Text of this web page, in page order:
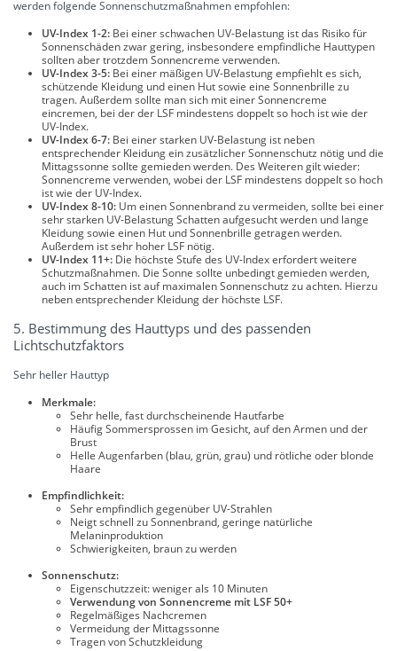
werden folgende Sonnenschutzmaßnahmen empfohlen:
UV-Index 1-2: Bei einer schwachen UV-Belastung ist das Risiko für
Sonnenschäden zwar gering, insbesondere empfindliche Hauttypen
sollten aber trotzdem Sonnencreme verwenden.
UV-Index 3-5: Bei einer mäßigen UV-Belastung empfiehlt es sich,
schützende Kleidung und einen Hut sowie eine Sonnenbrille zu
tragen. Außerdem sollte man sich mit einer Sonnencreme
eincremen, bei der der LSF mindestens doppelt so hoch ist wie der
UV-Index.
UV-Index 6-7: Bei einer starken UV-Belastung ist neben
entsprechender Kleidung ein zusätzlicher Sonnenschutz nötig und die
Mittagssonne sollte gemieden werden. Des Weiteren gilt wieder:
Sonnencreme verwenden, wobei der LSF mindestens doppelt so hoch
ist wie der UV-Index.
UV-Index 8-10: Um einen Sonnenbrand zu vermeiden, sollte bei einer
sehr starken UV-Belastung Schatten aufgesucht werden und lange
Kleidung sowie einen Hut und Sonnenbrille getragen werden.
Außerdem ist sehr hoher LSF nötig.
UV-Index 11+: Die höchste Stufe des UV-Index erfordert weitere
Schutzmaßnahmen. Die Sonne sollte unbedingt gemieden werden,
auch im Schatten ist auf maximalen Sonnenschutz zu achten. Hierzu
neben entsprechender Kleidung der höchste LSF.
5. Bestimmung des Hauttyps und des passenden
Lichtschutzfaktors
Sehr heller Hauttyp
Merkmale:
Sehr helle, fast durchscheinende Hautfarbe
Häufig Sommersprossen im Gesicht, auf den Armen und der
Brust
Helle Augenfarben (blau, grün, grau) und rötliche oder blonde
Haare
Empfindlichkeit:
Sehr empfindlich gegenüber UV-Strahlen
Neigt schnell zu Sonnenbrand, geringe natürliche
Melaninproduktion
Schwierigkeiten, braun zu werden
Sonnenschutz:
Eigenschutzzeit: weniger als 10 Minuten
Verwendung von Sonnencreme mit LSF 50+
Regelmäßiges Nachcremen
Vermeidung der Mittagssonne
Tragen von Schutzkleidung